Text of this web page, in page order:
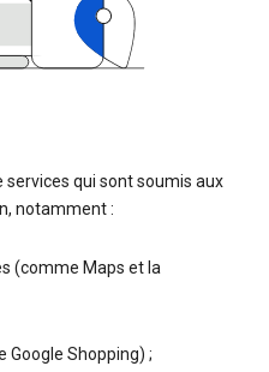
services qui sont soumis aux
notamment :
(comme Maps et la
Shopping) ;